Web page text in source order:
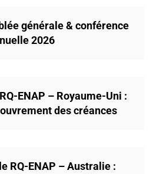
générale & conférence
2026
ENAP – Royaume-Uni :
des créances
RQ-ENAP – Australie :